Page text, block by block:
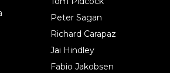
Peter Sagan
Richard Carapaz
Jai Hindley
Fabio Jakobsen